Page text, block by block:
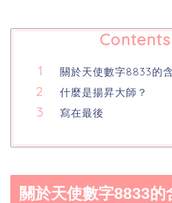
Contents
關於天使數字8833的
什麼是揚昇大師？
寫在最後
關於天使數字8833的